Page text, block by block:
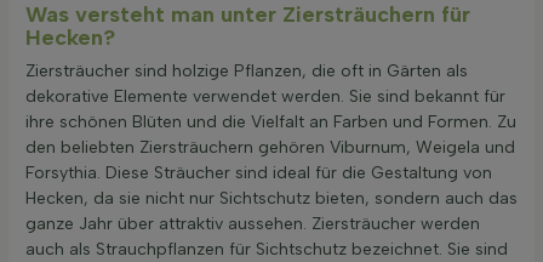
Was versteht man unter Ziersträuchern für
Hecken?
Ziersträucher sind holzige Pflanzen, die oft in Gärten als
dekorative Elemente verwendet werden. Sie sind bekannt für
ihre schönen Blüten und die Vielfalt an Farben und Formen. Zu
den beliebten Ziersträuchern gehören Viburnum, Weigela und
Forsythia. Diese Sträucher sind ideal für die Gestaltung von
Hecken, da sie nicht nur Sichtschutz bieten, sondern auch das
ganze Jahr über attraktiv aussehen. Ziersträucher werden
auch als Strauchpflanzen für Sichtschutz bezeichnet. Sie sind